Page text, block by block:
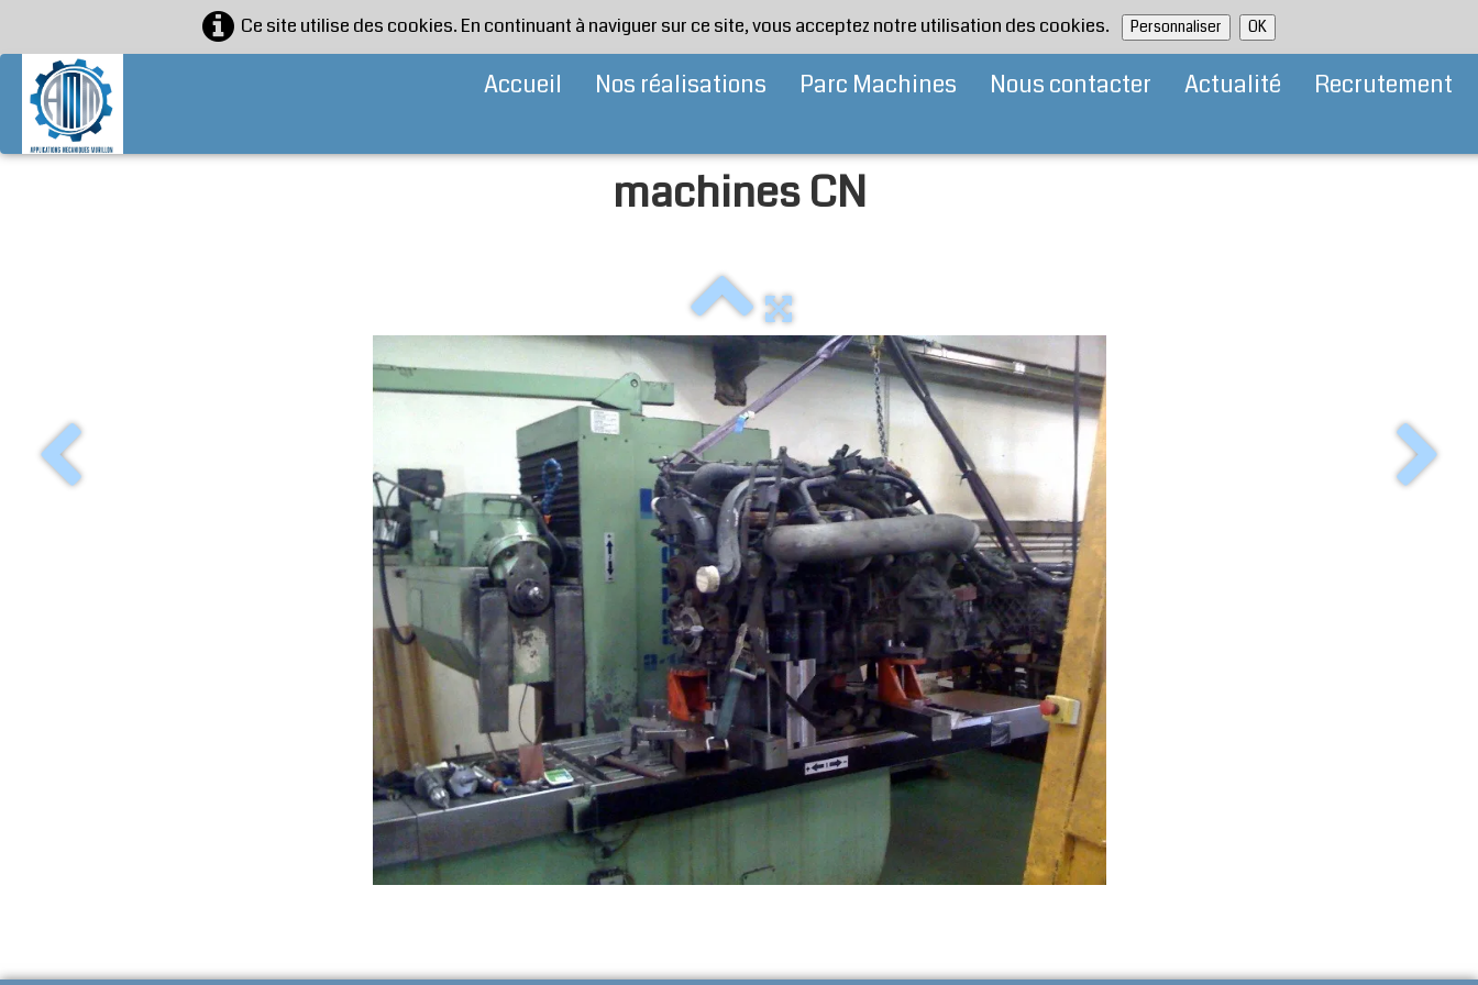
Ce site utilise des cookies. En continuant à naviguer sur ce site, vous acceptez notre utilisation des cookies. Personnaliser OK
Accueil Nos réalisations Parc Machines Nous contacter Actualité Recrutement
machines CN